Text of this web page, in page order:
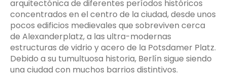
arquitectónica de diferentes períodos históricos
concentrados en el centro de la ciudad, desde unos
pocos edificios medievales que sobreviven cerca
de Alexanderplatz, a las ultra-modernas
estructuras de vidrio y acero de la Potsdamer Platz.
Debido a su tumultuosa historia, Berlín sigue siendo
una ciudad con muchos barrios distintivos.